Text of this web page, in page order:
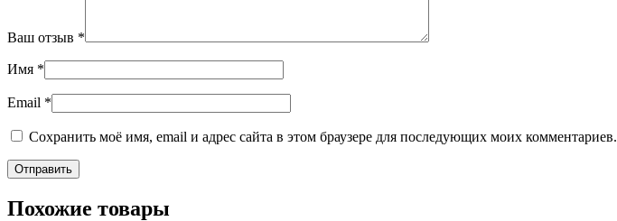
Ваш отзыв *
Имя *
Email *
Сохранить моё имя, email и адрес сайта в этом браузере для последующих моих комментариев.
Похожие товары